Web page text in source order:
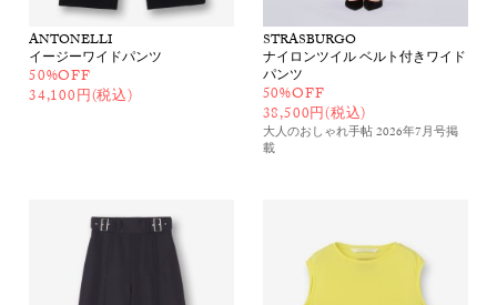
ANTONELLI
イージーワイドパンツ
50%OFF
34,100円(税込)
STRASBURGO
ナイロンツイル ベルト付きワイド
パンツ
50%OFF
38,500円(税込)
大人のおしゃれ手帖 2026年7月号掲
載